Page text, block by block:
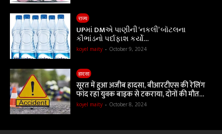
राज्य
UPમાં DMએ પાણીની ‘નકલી’ બૉટલના
કૌભાંડનો પર્દાફાશ કર્યો…
koyel maity - October 9, 2024
हादसा
सूरत में हुआ अजीब हादसा, बीआरटीएस की रेलिंग
फांद रहा युवक बाइक से टकराया, दोनों की मौत…
koyel maity - October 8, 2024